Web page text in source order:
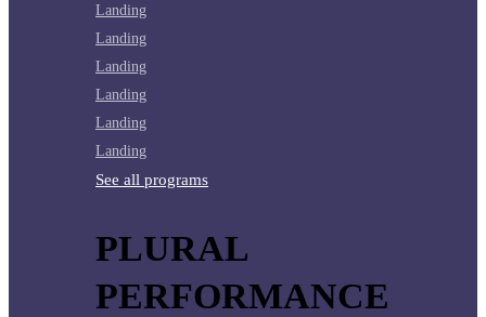
Landing
Landing
Landing
Landing
Landing
Landing
See all programs
PLURAL
PERFORMANCE